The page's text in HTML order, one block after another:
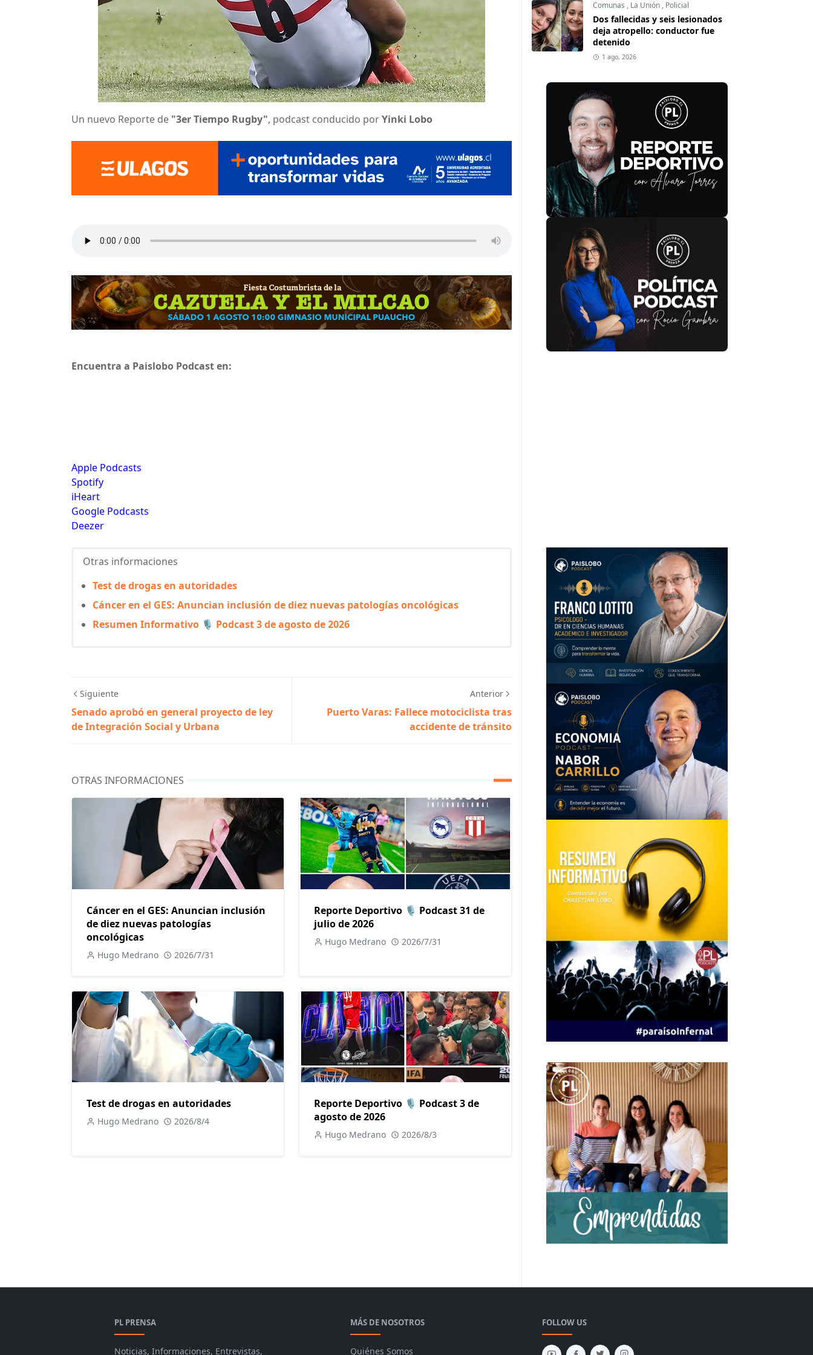
Un nuevo Reporte de "3er Tiempo Rugby", podcast conducido porYinki Lobo
Encuentra a Paislobo Podcast en:
Apple Podcasts
Spotify
iHeart
Google Podcasts
Deezer
Otras informaciones
Test de drogas en autoridades
Cáncer en el GES: Anuncian inclusión de diez nuevas patologías oncológicas
Resumen Informativo 🎙️ Podcast 3 de agosto de 2026
Siguiente
Senado aprobó en general proyecto de ley
de Integración Social y Urbana
Anterior
Puerto Varas: Fallece motociclista tras
accidente de tránsito
OTRAS INFORMACIONES
Cáncer en el GES: Anuncian inclusión
de diez nuevas patologías
oncológicas
Hugo Medrano 2026/7/31
Reporte Deportivo 🎙️ Podcast 31 de
julio de 2026
Hugo Medrano 2026/7/31
Test de drogas en autoridades
Hugo Medrano 2026/8/4
Reporte Deportivo 🎙️ Podcast 3 de
agosto de 2026
Hugo Medrano 2026/8/3
Comunas , La Unión , Policial
Dos fallecidas y seis lesionados
deja atropello: conductor fue
detenido
1 ago, 2026
PL PRENSA
Noticias, Informaciones, Entrevistas,
MÁS DE NOSOTROS
Quiénes Somos
FOLLOW US